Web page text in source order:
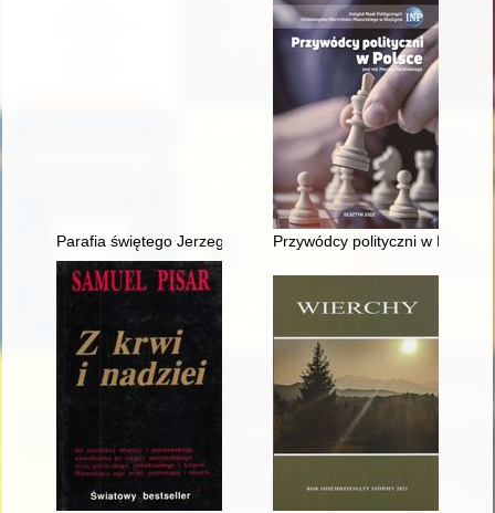
Parafia świętego Jerzego w Elblągu : zapiski i wspomnienia
Przywódcy polityczni w Polsce